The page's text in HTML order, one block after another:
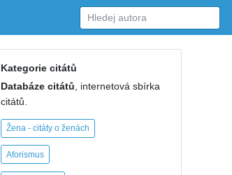
Kategorie citátů
Databáze citátů , internetová sbírka
citátů.
Žena - citáty o ženách
Aforismus